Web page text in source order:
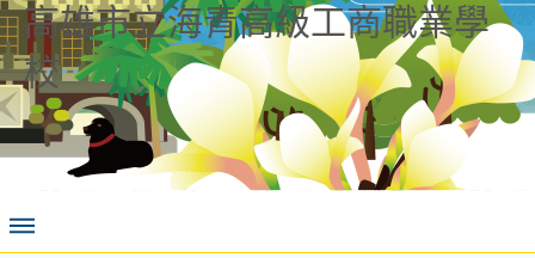
高雄市立海青高級工商職業學
校